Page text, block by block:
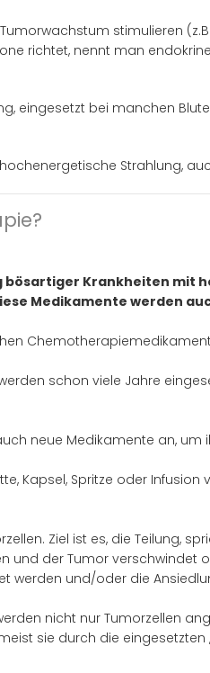
stimulieren
richtet, nennt man
eingesetzt bei manchen
Strahlung,
Krankheiten mit
Medikamente werden
schon viele Jahre
neue Medikamente an,
Kapsel, Spritze oder
Ziel ist es, die Teilung,
und der Tumor
werden und/oder die
nicht nur Tumorzellen
sie durch die